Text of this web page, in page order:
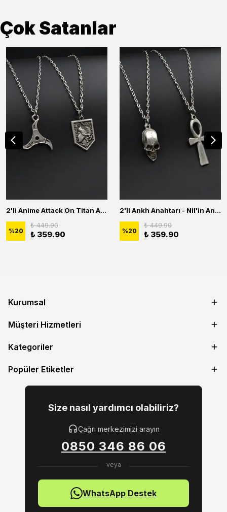
Çok Satanlar
2'li Anime Attack On Titan Acrylic Maria Anime Naruto Erkek Kadın Kolye Seti
%20
₺ 449.90
₺ 359.90
2'li Ankh Anahtarı - Nil'in Anahtarı - Kuru Kafa Erkek Kadın Kolye Seti
%20
₺ 449.90
₺ 359.90
Kurumsal
Müşteri Hizmetleri
Kategoriler
Popüler Etiketler
Size nasıl yardımcı olabiliriz?
Çağrı merkezimizi arayın
0850 346 86 06
WhatsApp Destek